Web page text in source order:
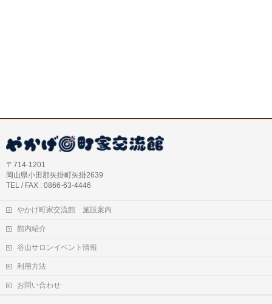
〒714-1201
岡山県小田郡矢掛町矢掛2639
TEL / FAX : 0866-63-4446
やかげ町家交流館 施設案内
館内紹介
谷山サロンイベント情報
利用方法
お問い合わせ